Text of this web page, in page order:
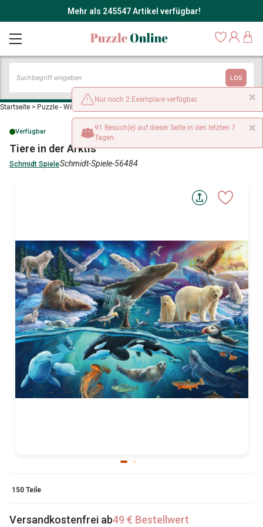
Mehr als 245547 Artikel verfügbar!
LOS
Startseite > Puzzle - Wilde Tiere
Verfügbar
Tiere in der Arktis
Schmidt SpieleSchmidt-Spiele-56484
150 Teile
Versandkostenfrei ab49 € Bestellwert
×
Nur noch 2 Exemplare verfügbar.
×
91 Besuch(e) auf dieser Seite in den letzten 7
Tagen.